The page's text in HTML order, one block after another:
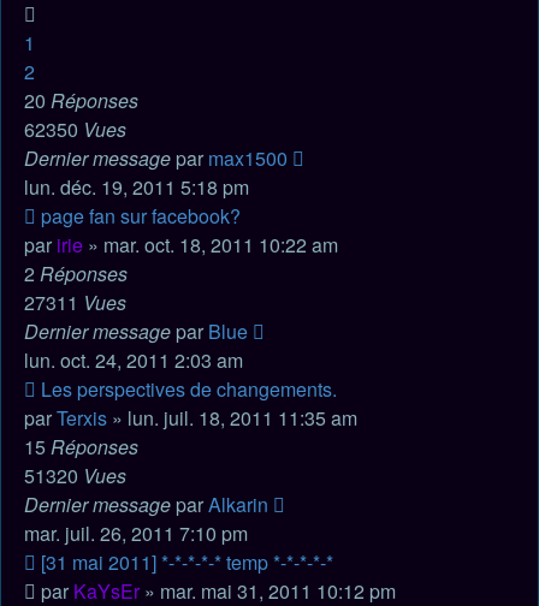
1
2
20 Réponses
62350 Vues
Dernier message par max1500
lun. déc. 19, 2011 5:18 pm
page fan sur facebook?
par irie » mar. oct. 18, 2011 10:22 am
2 Réponses
27311 Vues
Dernier message par Blue
lun. oct. 24, 2011 2:03 am
Les perspectives de changements.
parTerxis » lun. juil. 18, 2011 11:35 am
15Réponses
51320 Vues
Dernier message parAlkarin
mar. juil. 26, 2011 7:10 pm
[31 mai 2011] *-*-*-*-* temp *-*-*-*-*
par KaYsEr» mar. mai 31, 2011 10:12 pm